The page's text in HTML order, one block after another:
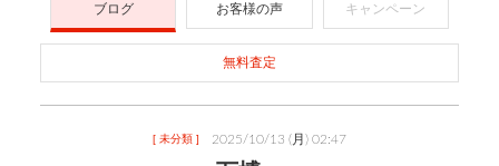
ブログ お客様の声 キャンペーン
無料査定
[ 未分類 ] 2025/10/13 (月) 02:47